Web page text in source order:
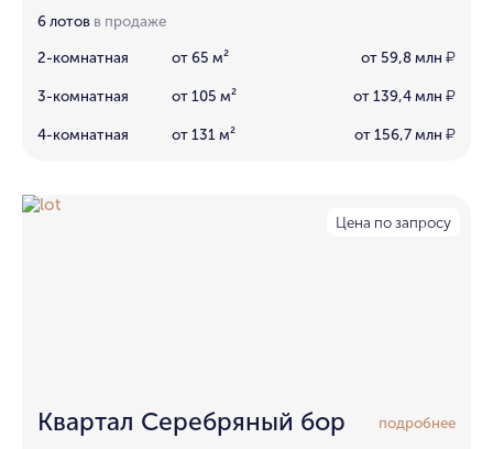
6 лотов в продаже
2-комнатная от 65 м² от 59,8 млн ₽
3-комнатная от 105 м² от 139,4 млн ₽
4-комнатная от 131 м² от 156,7 млн ₽
Цена по запросу
Квартал Серебряный бор подробнее